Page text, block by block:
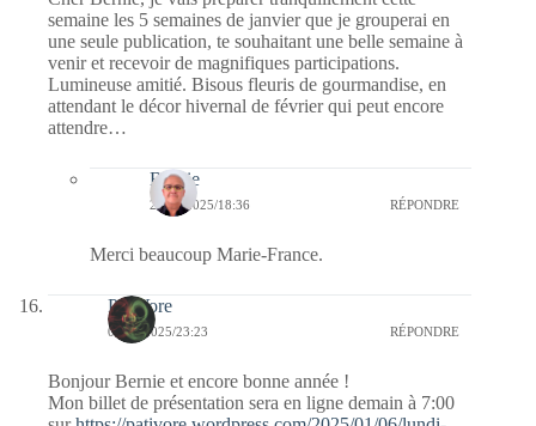
semaine les 5 semaines de janvier que je grouperai en
une seule publication, te souhaitant une belle semaine à
venir et recevoir de magnifiques participations.
Lumineuse amitié. Bisous fleuris de gourmandise, en
attendant le décor hivernal de février qui peut encore
attendre…
Bernie
20/01/2025/18:36 RÉPONDRE
Merci beaucoup Marie-France.
PatiVore
05/01/2025/23:23 RÉPONDRE
Bonjour Bernie et encore bonne année !
Mon billet de présentation sera en ligne demain à 7:00